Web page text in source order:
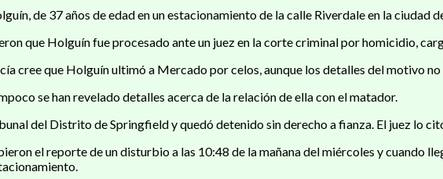
de 37 años de edad en un estacionamiento de la calle Riverdale en la
que Holguín fue procesado ante un juez en la corte criminal por homicidio,
cree que Holguín ultimó a Mercado por celos, aunque los detalles del motivo no
se han revelado detalles acerca de la relación de ella con el matador.
del Distrito de Springfield y quedó detenido sin derecho a fianza. El juez lo
el reporte de un disturbio a las 10:48 de la mañana del miércoles y cuando